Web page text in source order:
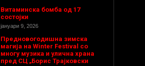
Витаминска бомба од 17
состојки
јануари 9, 2026
Предновогодишнa зимска
магија на Winter Festival со
многу музика и улична храна
пред СЦ „Борис Трајковски